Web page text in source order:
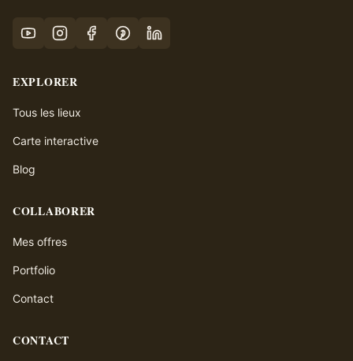
EXPLORER
Tous les lieux
Carte interactive
Blog
COLLABORER
Mes offres
Portfolio
Contact
CONTACT